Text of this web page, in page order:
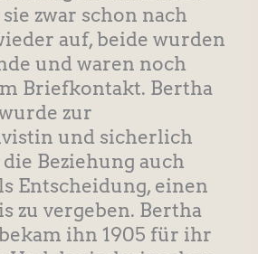
zwar schon nach
auf, beide wurden
und waren noch
Briefkontakt. Bertha
zur
und sicherlich
Beziehung auch
Entscheidung, einen
zu vergeben. Bertha
ihn 1905 für ihr